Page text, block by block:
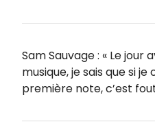
Sam Sauvage : « Le
musique, je sais que si
première note, c’est